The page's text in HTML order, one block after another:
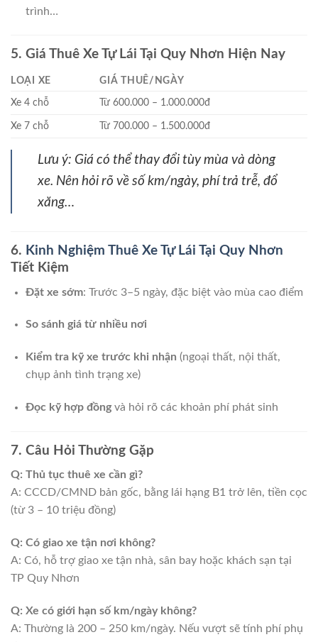
trình…
5. Giá Thuê Xe Tự Lái Tại Quy Nhơn Hiện Nay
LOẠI XE GIÁ THUÊ/NGÀY
Xe 4 chỗ Từ 600.000 – 1.000.000đ
Xe 7 chỗ Từ 700.000 – 1.500.000đ
Lưu ý: Giá có thể thay đổi tùy mùa và dòng
xe. Nên hỏi rõ về số km/ngày, phí trả trễ, đổ
xăng…
6. Kinh Nghiệm Thuê Xe Tự Lái Tại Quy Nhơn
Tiết Kiệm
Đặt xe sớm: Trước 3–5 ngày, đặc biệt vào mùa cao điểm
So sánh giá từ nhiều nơi
Kiểm tra kỹ xe trước khi nhận (ngoại thất, nội thất,
chụp ảnh tình trạng xe)
Đọc kỹ hợp đồngvà hỏi rõ các khoản phí phát sinh
7. Câu Hỏi Thường Gặp
Q: Thủ tục thuê xe cần gì?
A: CCCD/CMND bản gốc, bằng lái hạng B1 trở lên, tiền cọc
(từ 3 – 10 triệu đồng)
Q: Có giao xe tận nơi không?
A: Có, hỗ trợ giao xe tận nhà, sân bay hoặc khách sạn tại
TP Quy Nhơn
Q: Xe có giới hạn số km/ngày không?
A: Thường là 200 – 250 km/ngày. Nếu vượt sẽ tính phí phụ